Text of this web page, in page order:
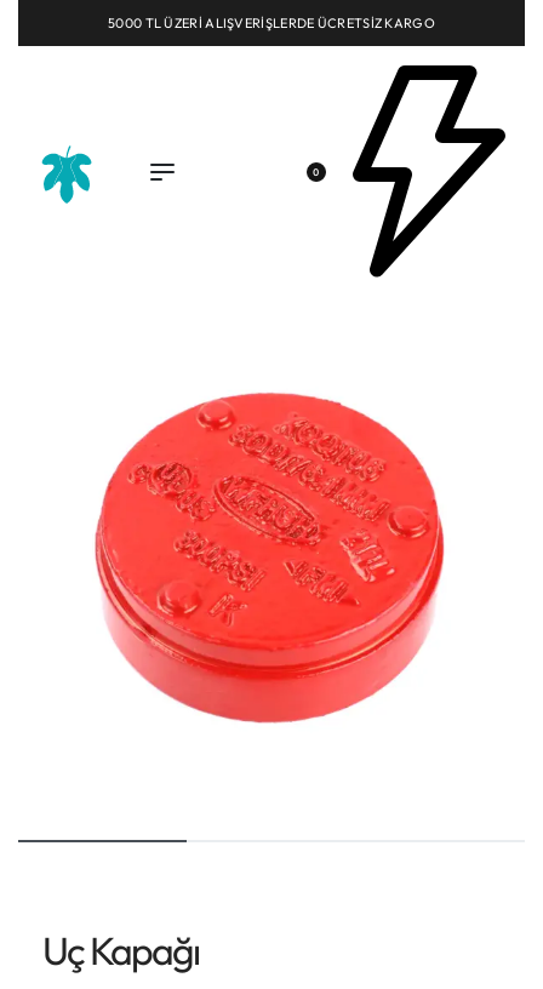
5000 TL ÜZERİ ALIŞVERİŞLERDE ÜCRETSİZ KARGO
0
Uç Kapağı